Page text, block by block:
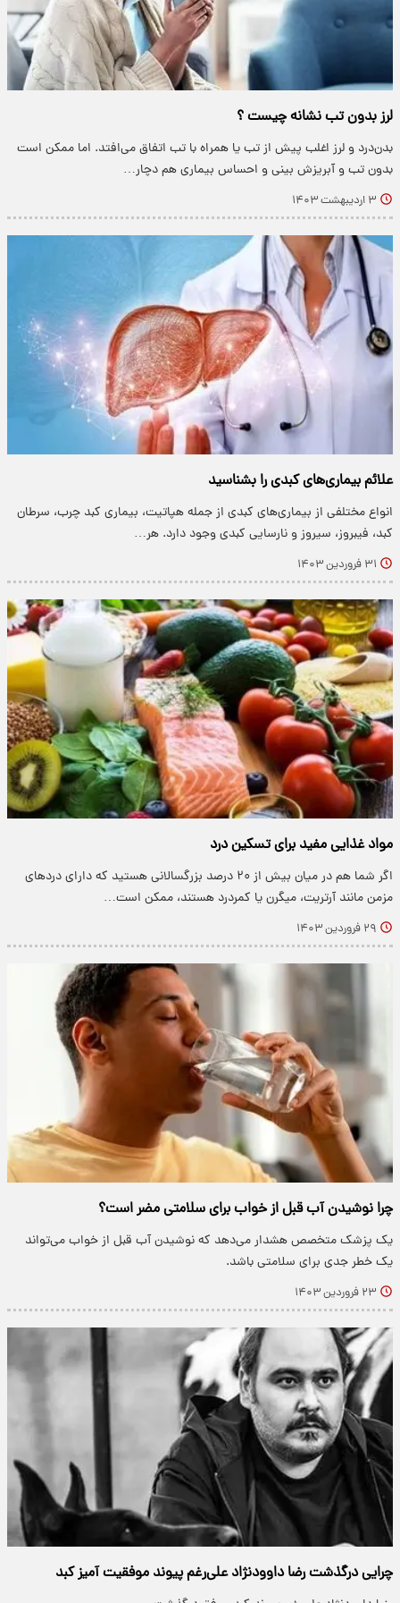
لرز بدون تب نشانه چیست ؟
بدن‌درد و لرز اغلب پیش از تب یا همراه با تب اتفاق می‌افتد. اما ممکن است
بدون تب و آبریزش بینی و احساس بیماری هم دچار…
۳ اردیبهشت ۱۴۰۳
علائم بیماری‌های کبدی را بشناسید
انواع مختلفی از بیماری‌های کبدی از جمله هپاتیت، بیماری کبد چرب، سرطان
کبد، فیبروز، سیروز و نارسایی کبدی وجود دارد. هر…
۳۱ فروردین ۱۴۰۳
مواد غذایی مفید برای تسکین درد
اگر شما هم در میان بیش از ۲۰ درصد بزرگسالانی هستید که دارای دردهای
مزمن مانند آرتریت، میگرن یا کمردرد هستند، ممکن است…
۲۹ فروردین ۱۴۰۳
چرا نوشیدن آب قبل از خواب برای سلامتی مضر است؟
یک پزشک متخصص هشدار می‌دهد که نوشیدن آب قبل از خواب می‌تواند
یک خطر جدی برای سلامتی باشد.
۲۳ فروردین ۱۴۰۳
چرایی درگذشت رضا داوودنژاد علی‌رغم پیوند موفقیت آمیز کبد